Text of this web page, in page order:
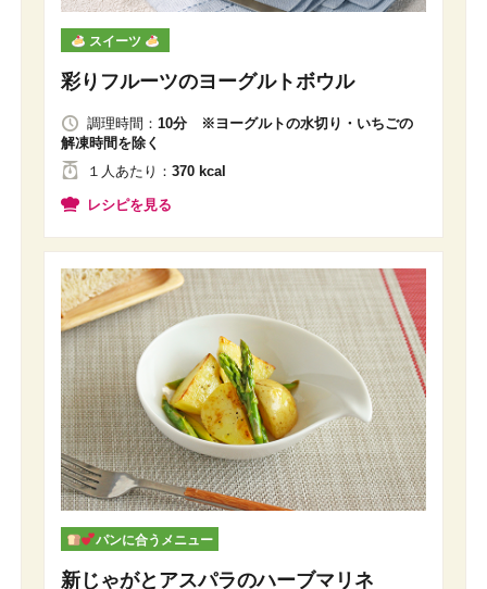
スイーツ
彩りフルーツのヨーグルトボウル
調理時間： 10分 ※ヨーグルトの水切り・いちごの
解凍時間を除く
１人あたり ： 370 kcal
レシピを見る
パンに合うメニュー
新じゃがとアスパラのハーブマリネ